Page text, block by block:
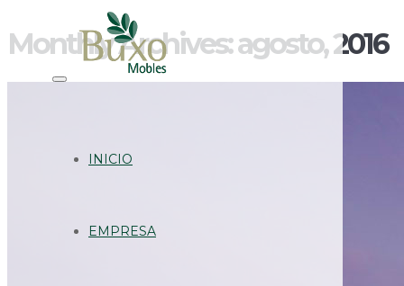
INICIO
EMPRESA
Monthly Archives: agosto, 2016